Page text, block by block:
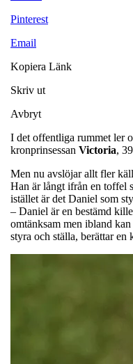
Pinterest
Email
Kopiera Länk
Skriv ut
Avbryt
I det offentliga rummet ler
kronprinsessan Victoria,
Men nu avslöjar allt fler
Han är långt ifrån en toffel
istället är det Daniel som
– Daniel är en bestämd
omtänksam men ibland
styra och ställa, berättar